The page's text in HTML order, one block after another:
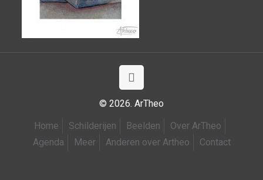
© 2026. ArTheo
Home
Schilderijen Beelden
Over ArTheo
Agenda
Meer Anderen over Artheo Contact